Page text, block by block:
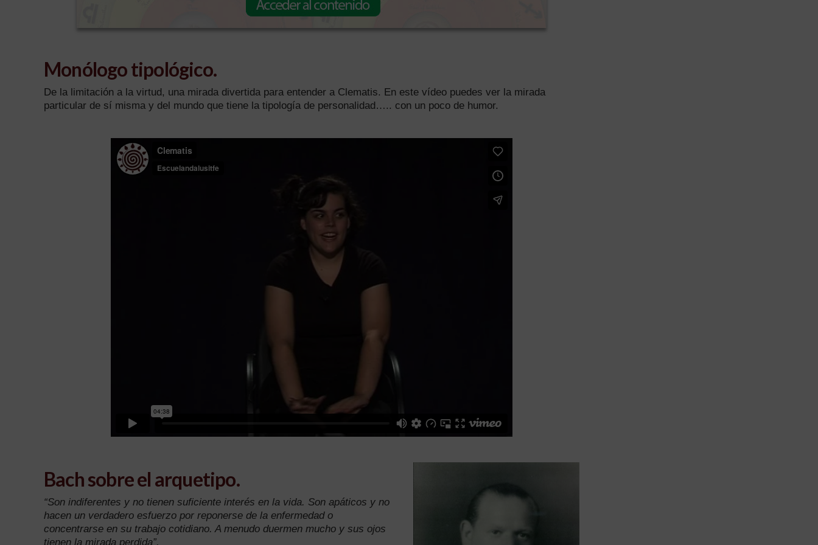
Monólogo tipológico.
De la limitación a la virtud, una mirada divertida para entender a Clematis. En este vídeo puedes ver la mirada
particular de sí misma y del mundo que tiene la tipología de personalidad….. con un poco de humor.
Bach sobre el arquetipo.
“Son indiferentes y no tienen suficiente interés en la vida. Son apáticos y no
hacen un verdadero esfuerzo por reponerse de la enfermedad o
concentrarse en su trabajo cotidiano. A menudo duermen mucho y sus ojos
tienen la mirada perdida”.